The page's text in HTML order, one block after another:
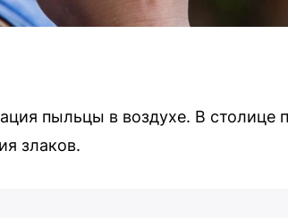
пыльцы в воздухе. В столице
злаков.